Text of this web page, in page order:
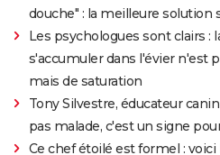
douche" : la meilleure solution
Les psychologues sont clairs :
s'accumuler dans l'évier n'est
mais de saturation
Tony Silvestre, éducateur
pas malade, c'est un signe
Ce chef étoilé est formel :